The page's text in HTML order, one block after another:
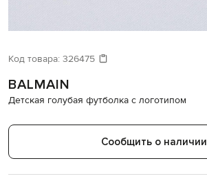
Код товара: 326475
BALMAIN
Детская голубая футболка с логотипом
Сообщить о наличии